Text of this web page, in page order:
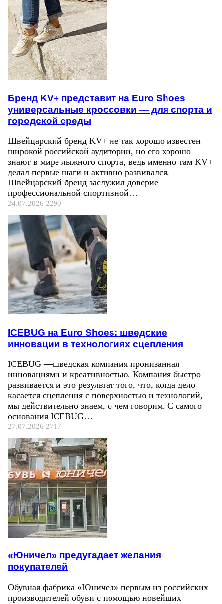
Бренд KV+ представит на Euro Shoes
универсальные кроссовки — для спорта и
городской среды
Швейцарский бренд KV+ не так хорошо известен
широкой российской аудитории, но его хорошо
знают в мире лыжного спорта, ведь именно там KV+
делал первые шаги и активно развивался.
Швейцарский бренд заслужил доверие
профессиональной спортивной…
24.07.2026 2290
ICEBUG на Euro Shoes: шведские
инновации в технологиях сцепления
ICEBUG —шведская компания пронизанная
инновациями и креативностью. Компания быстро
развивается и это результат того, что, когда дело
касается сцепления с поверхностью и технологий,
мы действительно знаем, о чем говорим. С самого
основания ICEBUG…
27.07.2026 2717
«Юничел» предугадает желания
покупателей
Обувная фабрика «Юничел» первым из российских
производителей обуви с помощью новейших